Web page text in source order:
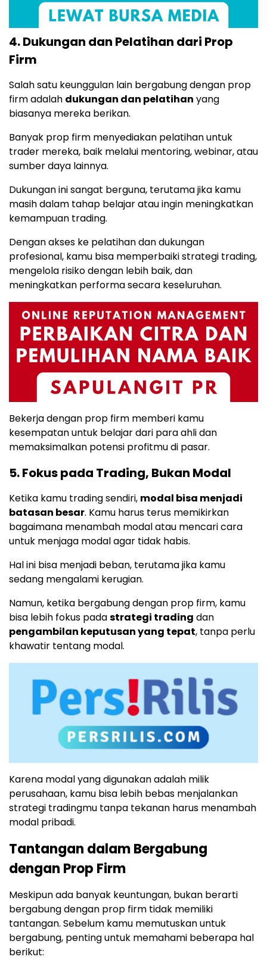
4. Dukungan dan Pelatihan dari Prop
Firm
Salah satu keunggulan lain bergabung dengan prop
firm adalah dukungan dan pelatihan yang
biasanya mereka berikan.
Banyak prop firm menyediakan pelatihan untuk
trader mereka, baik melalui mentoring, webinar, atau
sumber daya lainnya.
Dukungan ini sangat berguna, terutama jika kamu
masih dalam tahap belajar atau ingin meningkatkan
kemampuan trading.
Dengan akses ke pelatihan dan dukungan
profesional, kamu bisa memperbaiki strategi trading,
mengelola risiko dengan lebih baik, dan
meningkatkan performa secara keseluruhan.
Bekerja dengan prop firm memberi kamu
kesempatan untuk belajar dari para ahli dan
memaksimalkan potensi profitmu di pasar.
5. Fokus pada Trading, Bukan Modal
Ketika kamu trading sendiri, modal bisa menjadi
batasan besar. Kamu harus terus memikirkan
bagaimana menambah modal atau mencari cara
untuk menjaga modal agar tidak habis.
Hal ini bisa menjadi beban, terutama jika kamu
sedang mengalami kerugian.
Namun, ketika bergabung dengan prop firm, kamu
bisa lebih fokus padastrategi trading dan
pengambilan keputusan yang tepat, tanpa perlu
khawatir tentang modal.
Karena modal yang digunakan adalah milik
perusahaan, kamu bisa lebih bebas menjalankan
strategi tradingmu tanpa tekanan harus menambah
modal pribadi.
Tantangan dalam Bergabung
dengan Prop Firm
Meskipun ada banyak keuntungan, bukan berarti
bergabung dengan prop firm tidak memiliki
tantangan. Sebelum kamu memutuskan untuk
bergabung, penting untuk memahami beberapa hal
berikut: